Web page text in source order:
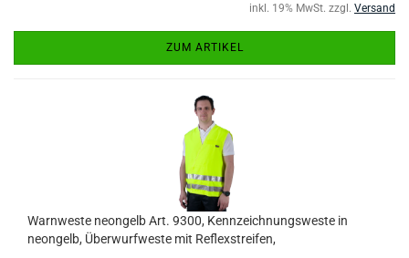
inkl. 19% MwSt. zzgl. Versand
ZUM ARTIKEL
Warnweste neongelb Art. 9300, Kennzeichnungsweste in
neongelb, Überwurfweste mit Reflexstreifen,